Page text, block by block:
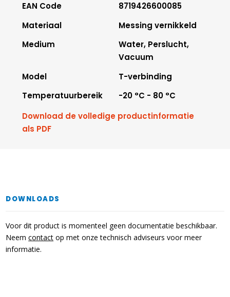
EAN Code
8719426600085
Materiaal
Messing vernikkeld
Medium
Water, Perslucht,
Vacuum
Model
T-verbinding
Temperatuurbereik
-20 °C - 80 °C
Download de volledige productinformatie
als PDF
DOWNLOADS
Voor dit product is momenteel geen documentatie beschikbaar.
Neemcontact op met onze technisch adviseurs voor meer
informatie.